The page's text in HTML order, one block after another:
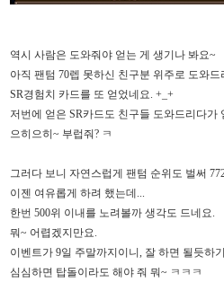
역시 사람은 도와줘야 얻는 게 생기나 봐요~
아직 팬텀 70렙 못하신 친구분 위주로 도와드
SR경험치 카드를 또 얻었네요. +_+
저번에 얻은 SR카드도 친구들 도와드리다가
으히으히 ~ 부럽줘? ㅋ
그러다 보니 자연스럽게 팬텀 순위도 벌써
이젠 여유롭게 하려 했는데 ...
한번 500위 이내를 노려볼까 생각도 드네요.
뭐~ 어렵겠지만요.
이벤트가 9일 주말까지이니 , 잘 하면 될듯하
심심하면 탑돌이라도 해야 줘 뭐~ ㅋㅋㅋ